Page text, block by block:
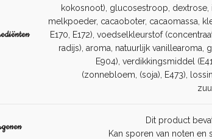
kokosnoot), glucosestroop,
melkpoeder, cacaoboter, cacaomassa,
E170, E172), voedselkleurstof
radijs), aroma, natuurlijk vanillearoma,
E904), verdikkingsmiddel
(zonnebloem, (soja), E473),
Dit product
Kan sporen van noten en